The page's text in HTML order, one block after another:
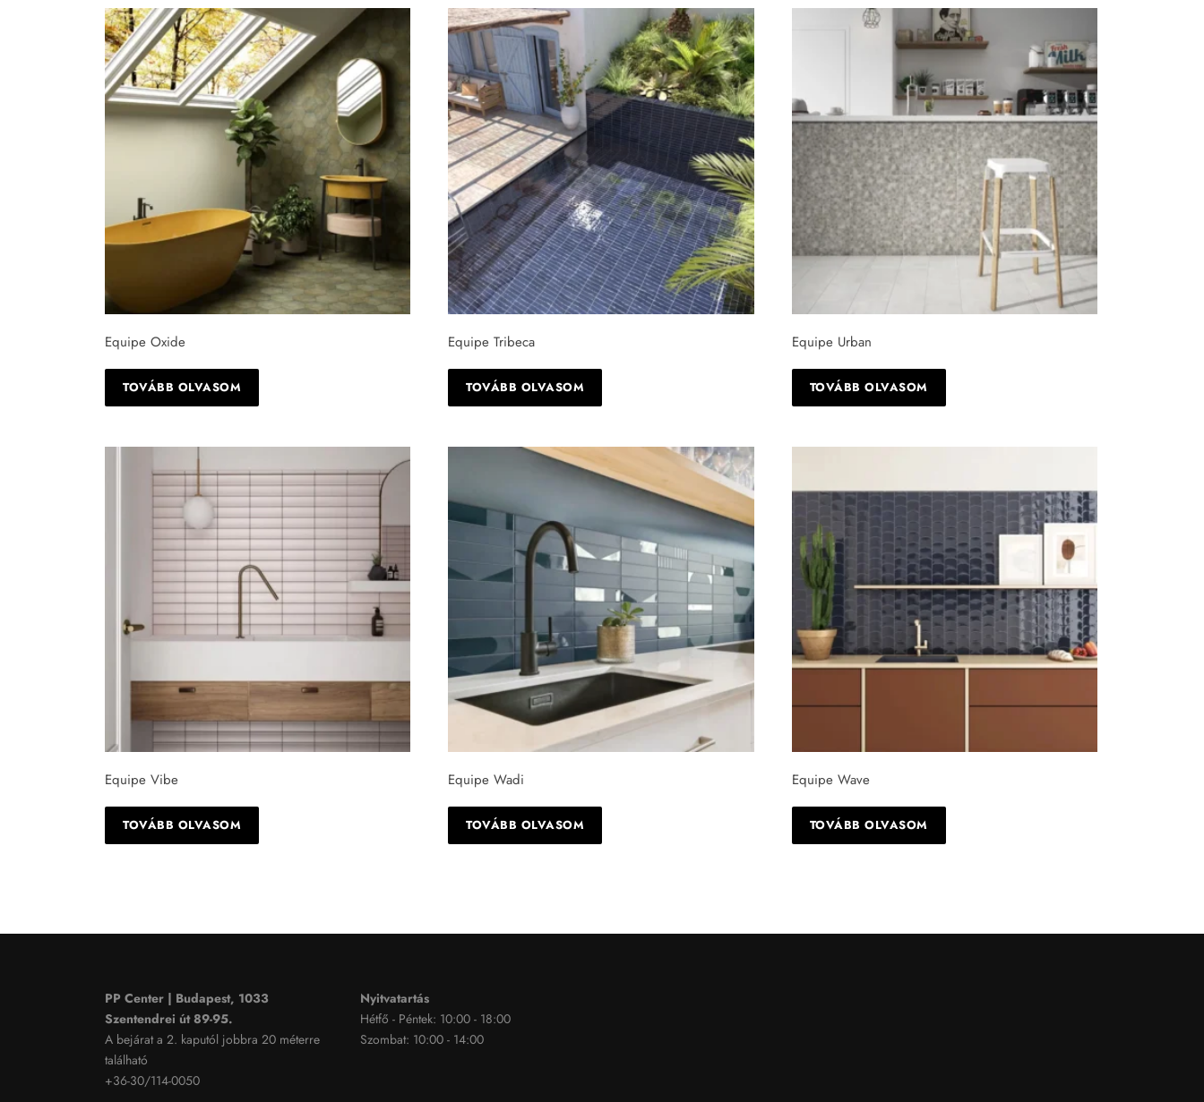
Equipe Oxide
TOVÁBB OLVASOM
Equipe Tribeca
TOVÁBB OLVASOM
Equipe Urban
TOVÁBB OLVASOM
Equipe Vibe
TOVÁBB OLVASOM
Equipe Wadi
TOVÁBB OLVASOM
Equipe Wave
TOVÁBB OLVASOM
PP Center | Budapest, 1033
Szentendrei út 89-95.
A bejárat a 2. kaputól jobbra 20 méterre
található
+36-30/114-0050
Nyitvatartás
Hétfő - Péntek: 10:00 - 18:00
Szombat: 10:00 - 14:00